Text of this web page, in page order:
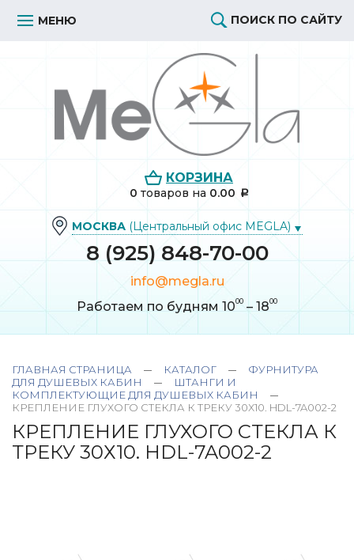
МЕНЮ ПОИСК ПО САЙТУ
МОСКВА(Центральный офис MEGLA)
8 (925) 848-70-00
info@megla.ru
Работаем по будням 1000 – 1800
КОРЗИНА
0 товаров на 0.00
ГЛАВНАЯ СТРАНИЦА КАТАЛОГ
ФУРНИТУРА
ДЛЯ ДУШЕВЫХ КАБИН
ШТАНГИ И
КОМПЛЕКТУЮЩИЕ ДЛЯ ДУШЕВЫХ КАБИН
КРЕПЛЕНИЕ ГЛУХОГО СТЕКЛА К ТРЕКУ 30Х10. HDL-7A002-2
КРЕПЛЕНИЕ ГЛУХОГО СТЕКЛА К
ТРЕКУ 30Х10. HDL-7A002-2